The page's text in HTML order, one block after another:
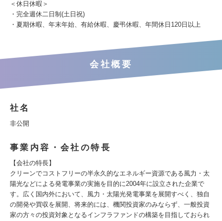
＜休日休暇＞
・完全週休二日制(土日祝)
・夏期休暇、年末年始、有給休暇、慶弔休暇、年間休日120日以上
会社概要
社名
非公開
事業内容・会社の特長
【会社の特長】
クリーンでコストフリーの半永久的なエネルギー資源である風力・太
陽光などによる発電事業の実施を目的に2004年に設立された企業で
す。広く国内外において、風力・太陽光発電事業を展開すべく、独自
の開発や買収を展開、将来的には、機関投資家のみならず、一般投資
家の方々の投資対象となるインフラファンドの構築を目指しておられ